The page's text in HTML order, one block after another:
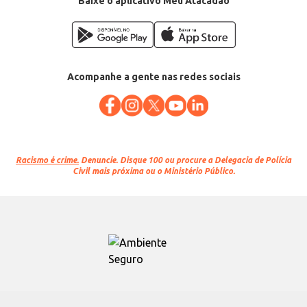
Acompanhe a gente nas redes sociais
Racismo é crime. Denuncie. Disque 100 ou procure a Delegacia de Polícia
Civil mais próxima ou o Ministério Público.